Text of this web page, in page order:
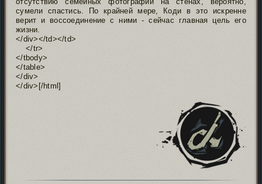
сумели спастись. По крайней мере, Коди в это искренне
верит и воссоединение с ними - сейчас главная цель его
жизни.
</div></td></td>
</tr>
</tbody>
</table>
</div>
</div>[/html]